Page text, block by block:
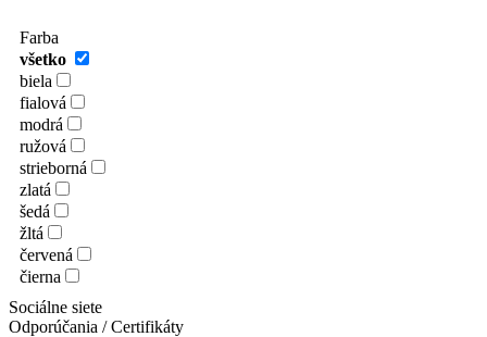
Farba
všetko
biela
fialová
modrá
ružová
strieborná
zlatá
šedá
žltá
červená
čierna
Sociálne siete
Odporúčania / Certifikáty